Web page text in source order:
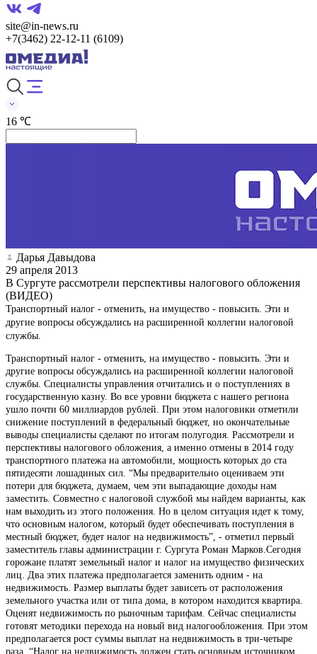
site@in-news.ru
+7(3462) 22-12-11 (6109)
16 ℃
Дарья Давыдова
29 апреля 2013
В Сургуте рассмотрели перспективы налогового обложения
(ВИДЕО)
Транспортный налог - отменить, на имущество - повысить. Эти и
другие вопросы обсуждались на расширенной коллегии налоговой
службы.
Транспортный налог - отменить, на имущество - повысить. Эти и
другие вопросы обсуждались на расширенной коллегии налоговой
службы. Специалисты управления отчитались и о поступлениях в
государственную казну. Во все уровни бюджета с нашего региона
ушло почти 60 миллиардов рублей. При этом налоговики отметили
снижение поступлений в федеральный бюджет, но окончательные
выводы специалисты сделают по итогам полугодия. Рассмотрели и
перспективы налогового обложения, а именно отмены в 2014 году
транспортного платежа на автомобили, мощность которых до ста
пятидесяти лошадиных сил. “Мы предварительно оцениваем эти
потери для бюджета, думаем, чем эти выпадающие доходы нам
заместить. Совместно с налоговой службой мы найдем варианты, как
нам выходить из этого положения. Но в целом ситуация идет к тому,
что основным налогом, который будет обеспечивать поступления в
местный бюджет, будет налог на недвижимость”, - отметил первый
заместитель главы администрации г. Сургута Роман Марков.Сегодня
горожане платят земельный налог и налог на имущество физических
лиц. Два этих платежа предполагается заменить одним - на
недвижимость. Размер выплаты будет зависеть от расположения
земельного участка или от типа дома, в котором находится квартира.
Оценят недвижимость по рыночным тарифам. Сейчас специалисты
готовят методики перехода на новый вид налогообложения. При этом
предполагается рост суммы выплат на недвижимость в три-четыре
раза. “Налог на недвижимость должен стать основным источником